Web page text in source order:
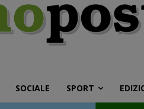
SOCIALE SPORT